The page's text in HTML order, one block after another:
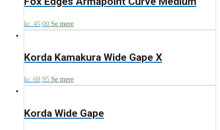
kr. 45,00 Se mere
Korda Kamakura Wide Gape X
kr. 69,95 Se mere
Korda Wide Gape